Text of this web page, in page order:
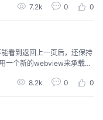
7.2k 0 0
看到返回上一页后，还保持
一个新的webview来承载，
建议在一些跳转深度太大的
有我目前所遇到的这个...
8.2k 0 0